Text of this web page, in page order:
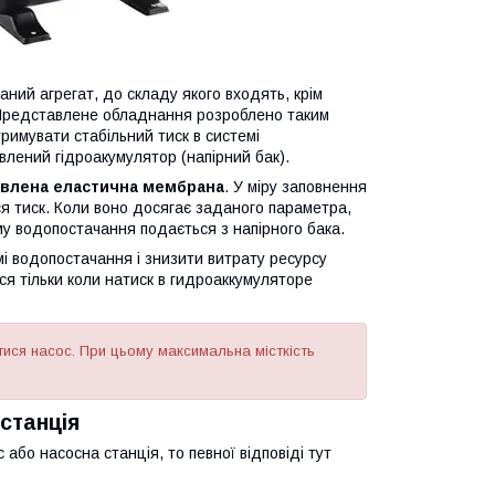
агрегат, до складу якого входять, крім
обладнання розроблено таким
стабільний тиск в системі
гідроакумулятор (напірний бак).
еластична мембрана. У міру заповнення
тиск. Коли воно досягає заданого параметра,
подається з напірного бака.
і знизити витрату ресурсу
коли натиск в гидроаккумуляторе
насос. При цьому максимальна місткість
насосна станція, то певної відповіді тут